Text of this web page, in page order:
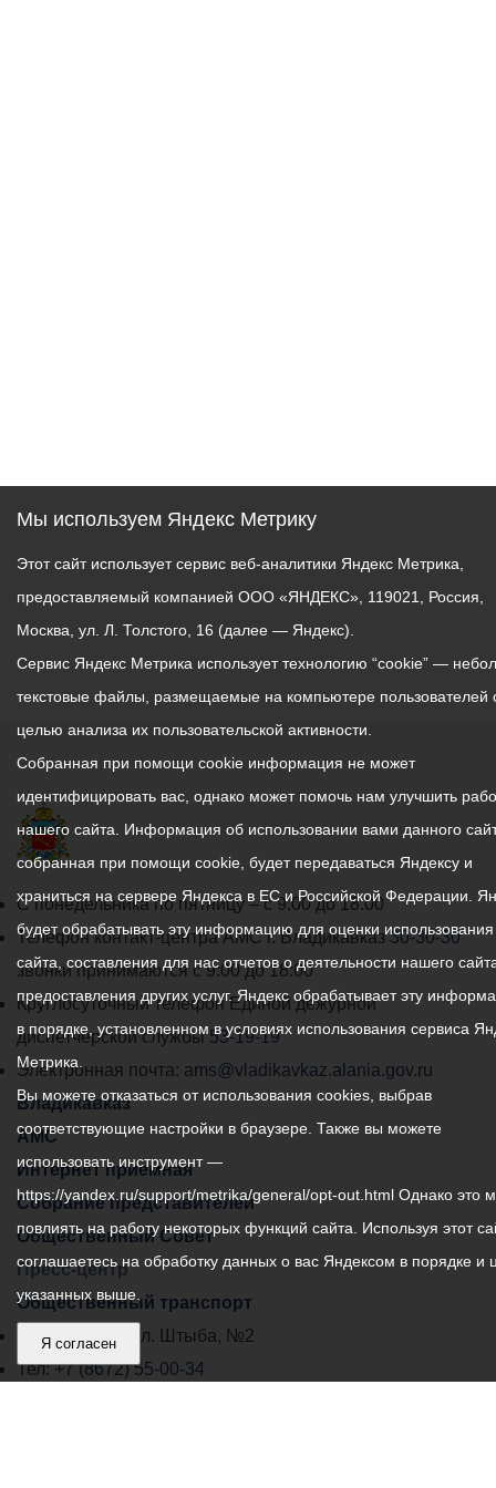
График
работы
администрации
местного
самоуправления
города
Владикавказ:
С понедельника по пятницу – с 9.00 до 18.00
Телефон контакт-центра АМС г. Владикавказ30-30-30
звонки принимаются с 9:00 до 18:00
Круглосуточный телефон Единой дежурной
диспетчерской службы53-19-19
Электронная почта: ams@vladikavkaz.alania.gov.ru
Владикавказ
АМС
Интернет приемная
Собрание представителей
Общественный Совет
Пресс-центр
Общественный транспорт
Владикавказ, пл. Штыба, №2
Тел:+7 (8672) 55-00-34
Мы используем Яндекс Метрику
Этот сайт использует сервис веб-аналитики Яндекс Метрика,
предоставляемый компанией ООО «ЯНДЕКС», 119021, Россия,
Москва, ул. Л. Толстого, 16 (далее — Яндекс).
Сервис Яндекс Метрика использует технологию “cookie” —
текстовые файлы, размещаемые на компьютере пользователей
целью анализа их пользовательской активности.
Собранная при помощи cookie информация не может
идентифицировать вас, однако может помочь нам улучшить
нашего сайта. Информация об использовании вами данного
собранная при помощи cookie, будет передаваться Яндексу и
храниться на сервере Яндекса в ЕС и Российской Федерации.
будет обрабатывать эту информацию для оценки
сайта, составления для нас отчетов о деятельности нашего
предоставления других услуг. Яндекс обрабатывает эту
в порядке, установленном в условиях использования сервиса
Метрика.
Вы можете отказаться от использования cookies, выбрав
соответствующие настройки в браузере. Также вы можете
использовать инструмент —
https://yandex.ru/support/metrika/general/opt-out.html Однако это
повлиять на работу некоторых функций сайта. Используя этот
соглашаетесь на обработку данных о вас Яндексом в порядке и
указанных выше.
Я согласен